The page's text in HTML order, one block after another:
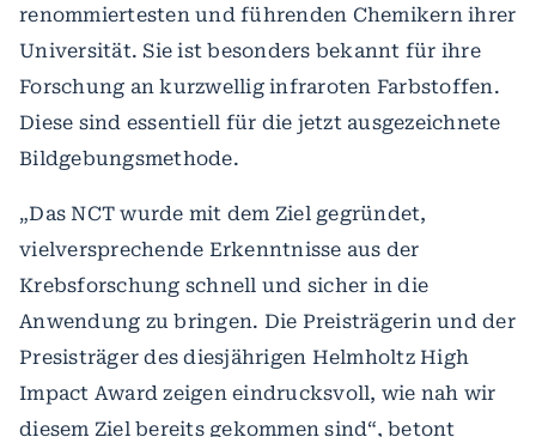
renommiertesten und führenden Chemikern ihrer
Universität. Sie ist besonders bekannt für ihre
Forschung an kurzwellig infraroten Farbstoffen.
Diese sind essentiell für die jetzt ausgezeichnete
Bildgebungsmethode.
„Das NCT wurde mit dem Ziel gegründet,
vielversprechende Erkenntnisse aus der
Krebsforschung schnell und sicher in die
Anwendung zu bringen. Die Preisträgerin und der
Presisträger des diesjährigen Helmholtz High
Impact Award zeigen eindrucksvoll, wie nah wir
diesem Ziel bereits gekommen sind“, betont